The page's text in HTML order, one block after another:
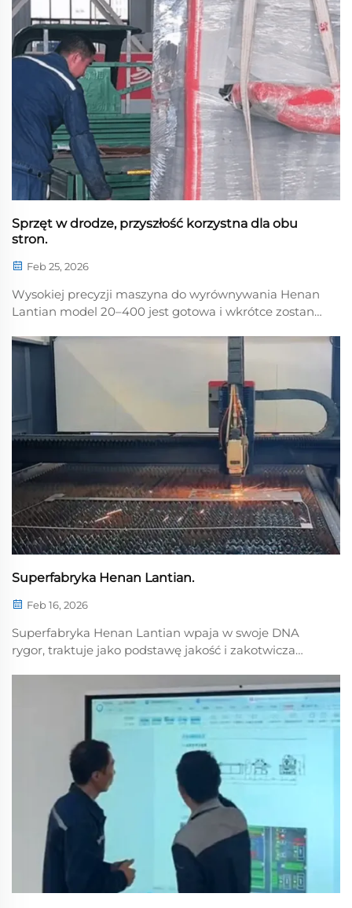
dużej produktywności, podkreślając zaangażowanie
przedsiębiorstwa w zapewnienie jakości i
wydajności...
Sprzęt w drodze, przyszłość korzystna dla obu
stron.
Feb 25, 2026
Wysokiej precyzji maszyna do wyrównywania Henan
Lantian model 20–400 jest gotowa i wkrótce zostanie
Dziękujemy za zaufanie; wybór sprzętu firmy Lantian
to kluczowy krok w realizacji Państwa ambitnej wizji!
Razem pracujmy na rzecz wzajemnego sukcesu i
twórzmy…
Superfabryka Henan Lantian.
Feb 16, 2026
Superfabryka Henan Lantian wpaja w swoje DNA
rygor, traktuje jako podstawę jakość i zakotwicza
wyrównywania doskonalą każdy szczegół z
precyzyjną rzemiosłem, a każdy proces kontrolują z
surową dyscypliną…